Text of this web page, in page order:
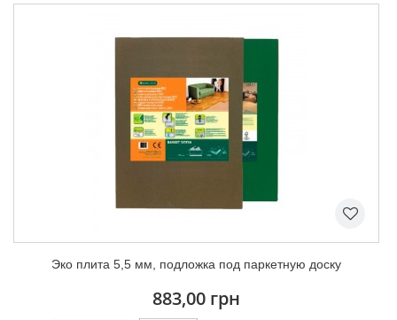
Эко плита 5,5 мм, подложка под паркетную доску
883,00 грн